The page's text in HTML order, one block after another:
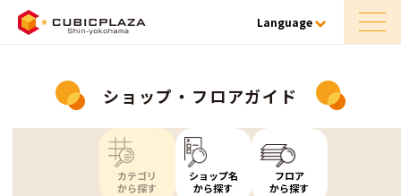
Language
ショップ・フロアガイド
カテゴリ
から探す
ショップ名
から探す
フロア
から探す